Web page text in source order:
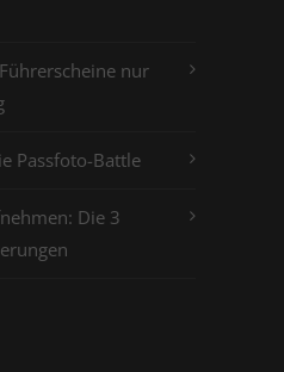
nur
Passfoto-Battle
Die 3